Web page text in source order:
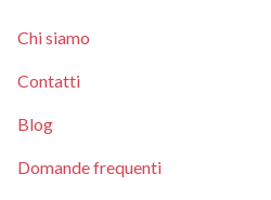
Chi siamo
Contatti
Blog
Domande frequenti